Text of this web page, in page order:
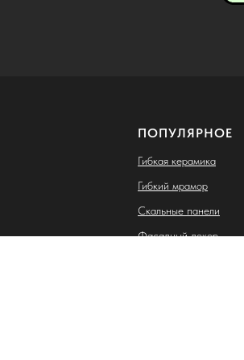
ПОПУЛЯРНОЕ
Гибкая керамика
Гибкий мрамор
Скальные панели
Фасадный декор